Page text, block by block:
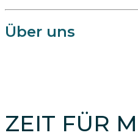
Über uns
ZEIT FÜR